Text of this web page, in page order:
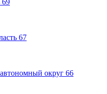
69
67
округ 66